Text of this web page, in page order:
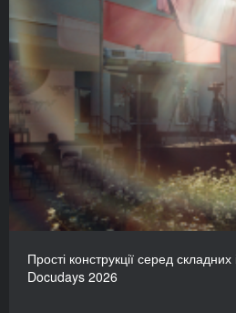
Прості конструкції серед
Docudays 2026